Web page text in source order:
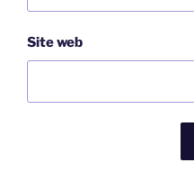
Site web